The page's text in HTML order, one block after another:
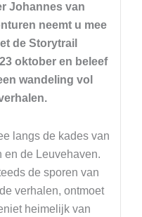
Johannes van
neemt u mee
de Storytrail
oktober en beleef
wandeling vol
langs de kades van
en de Leuvehaven.
de sporen van
verhalen, ontmoet
heimelijk van